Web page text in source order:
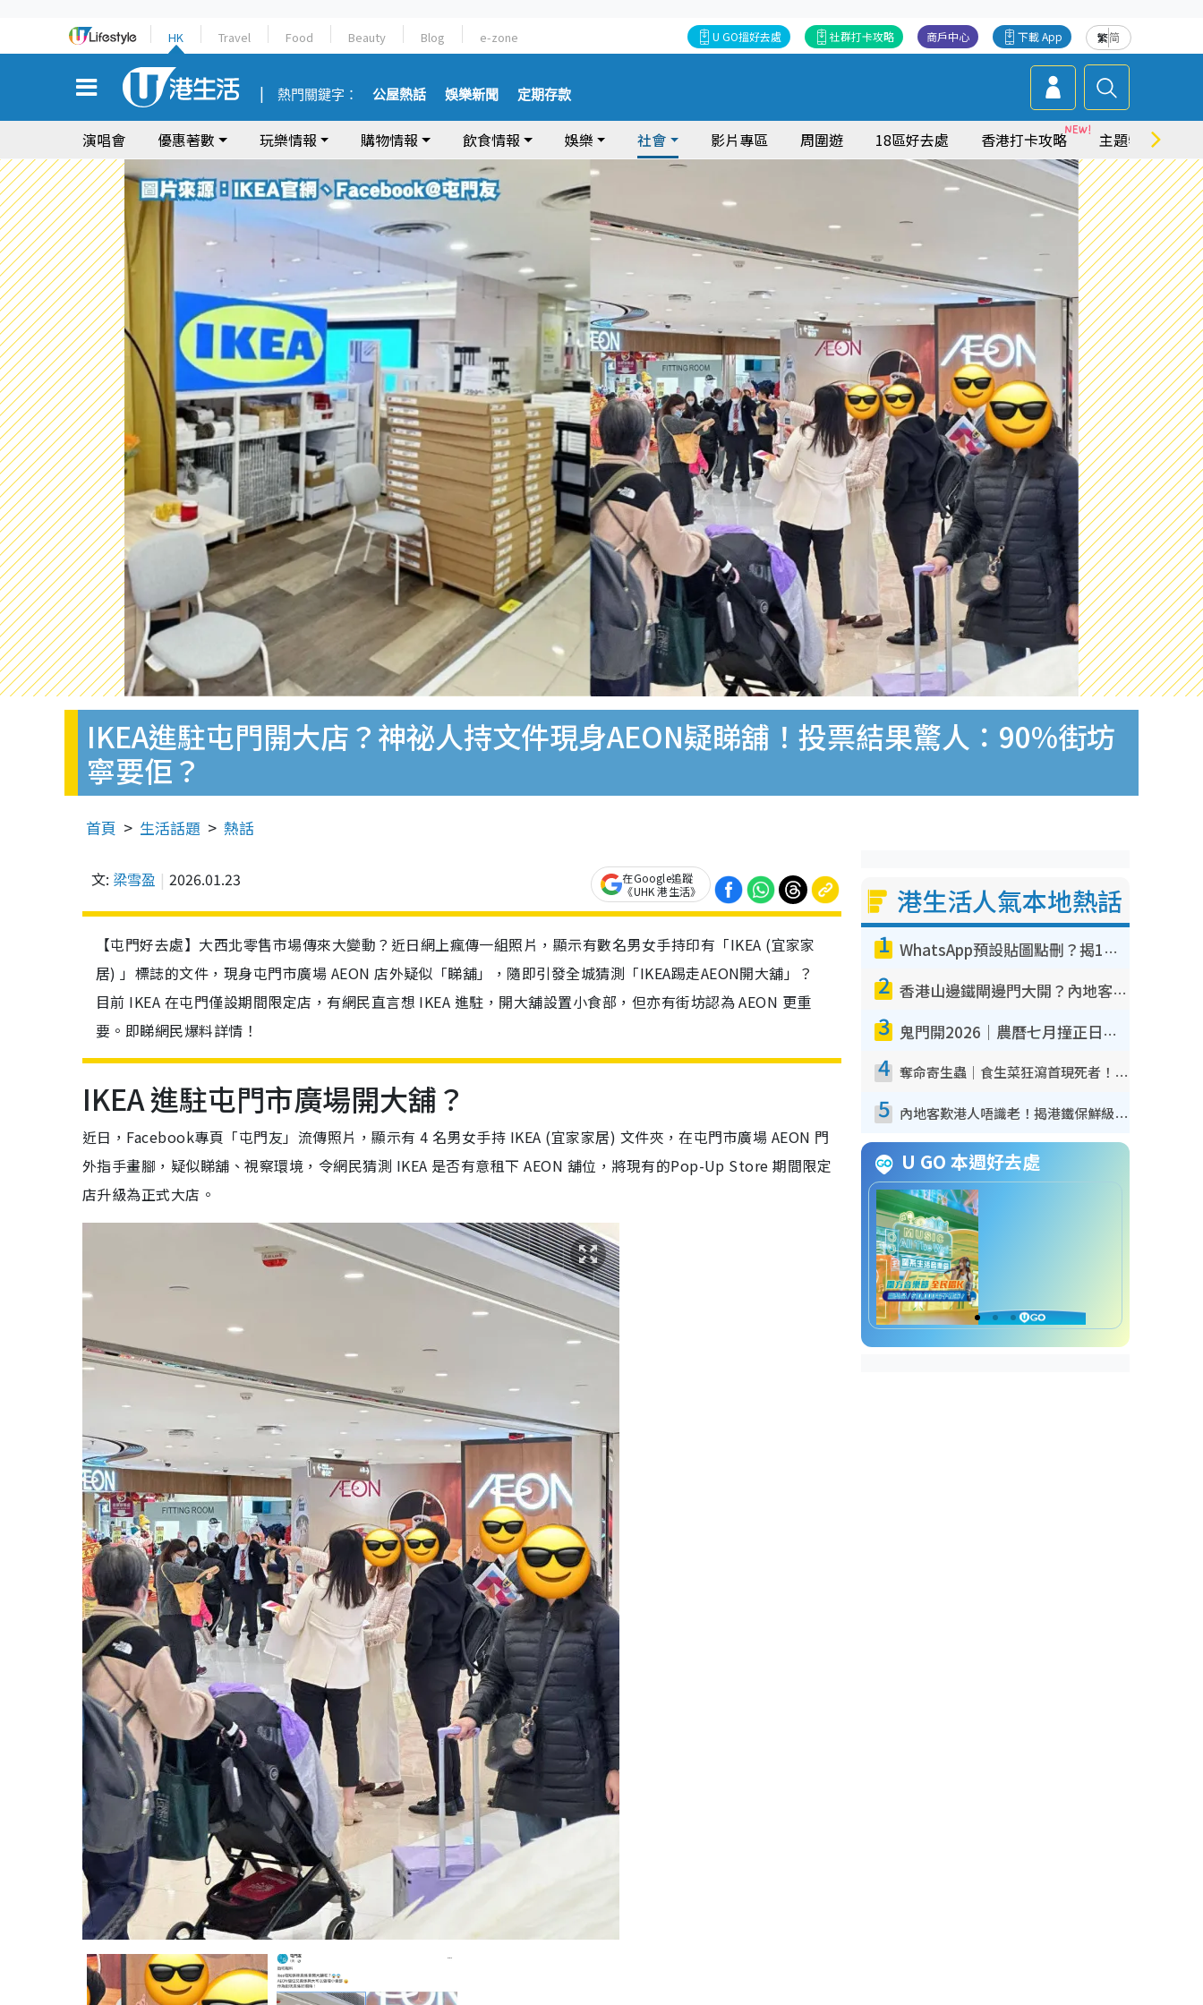
HK Travel Food Beauty Blog e-zone 繁简
下載 App
商戶中心
社群打卡攻略
U GO搵好去處
熱門關鍵字： 公屋熱話 娛樂新聞 定期存款
演唱會 優惠著數 玩樂情報 購物情報 飲食情報 娛樂 社會 影片專區 周圍遊 18區好去處 香港打卡攻略 主題特集
IKEA進駐屯門開大店？神祕人持文件現身AEON疑睇舖！投票結果驚人：90%街坊
寧要佢？
首頁 生活話題 熱話
文: 梁雪盈 2026.01.23
在Google追蹤
《UHK 港生活》
【屯門好去處】大西北零售市場傳來大變動？近日網上瘋傳一組照片，顯示有數名男女手持印有「IKEA (宜家家
居) 」標誌的文件，現身屯門市廣場 AEON 店外疑似「睇舖」，隨即引發全城猜測「IKEA踢走AEON開大舖」？
目前 IKEA 在屯門僅設期間限定店，有網民直言想 IKEA 進駐，開大舖設置小食部，但亦有街坊認為 AEON 更重
要。即睇網民爆料詳情！
IKEA 進駐屯門市廣場開大舖？
近日，Facebook專頁「屯門友」流傳照片，顯示有 4 名男女手持 IKEA (宜家家居) 文件夾，在屯門市廣場 AEON 門
外指手畫腳，疑似睇舖、視察環境，令網民猜測 IKEA 是否有意租下 AEON 舖位，將現有的Pop-Up Store 期間限定
店升級為正式大店。
港生活人氣本地熱話
1 WhatsApp預設貼圖點刪？揭1招「反向操作」還原簡潔介面 附3步實測教學
2 香港山邊鐵閘邊門大開？內地客困惑意義何在！網民神回覆：呢種叫法理性防禦
3 鬼門開2026｜農曆七月撞正日全食特別邪？專家警告切忌做一事！揭4大禁忌+2招保平安
4 奪命寄生蟲｜食生菜狂瀉首現死者！疫潮惡化錄1.8萬宗病例 揭洗菜3大謬誤
5 內地客歎港人唔識老！揭港鐵保鮮級冷氣 港人求放過：咪投訴
U GO 本週好去處